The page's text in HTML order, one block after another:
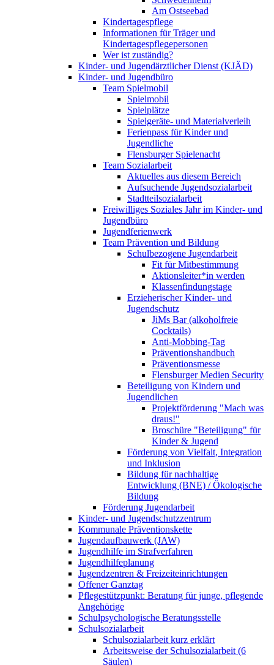
Am Ostseebad
Kindertagespflege
Informationen für Träger und
Kindertagespflegepersonen
Wer ist zuständig?
Kinder- und Jugendärztlicher Dienst (KJÄD)
Kinder- und Jugendbüro
Team Spielmobil
Spielmobil
Spielplätze
Spielgeräte- und Materialverleih
Ferienpass für Kinder und
Jugendliche
Flensburger Spielenacht
Team Sozialarbeit
Aktuelles aus diesem Bereich
Aufsuchende Jugendsozialarbeit
Stadtteilsozialarbeit
Freiwilliges Soziales Jahr im Kinder- und
Jugendbüro
Jugendferienwerk
Team Prävention und Bildung
Schulbezogene Jugendarbeit
Fit für Mitbestimmung
Aktionsleiter*in werden
Klassenfindungstage
Erzieherischer Kinder- und
Jugendschutz
JiMs Bar (alkoholfreie
Cocktails)
Anti-Mobbing-Tag
Präventionshandbuch
Präventionsmesse
Flensburger Medien Security
Beteiligung von Kindern und
Jugendlichen
Projektförderung "Mach was
draus!"
Broschüre "Beteiligung" für
Kinder & Jugend
Förderung von Vielfalt, Integration
und Inklusion
Bildung für nachhaltige
Entwicklung (BNE) / Ökologische
Bildung
Förderung Jugendarbeit
Kinder- und Jugendschutzzentrum
Kommunale Präventionskette
Jugendaufbauwerk (JAW)
Jugendhilfe im Strafverfahren
Jugendhilfeplanung
Jugendzentren & Freizeiteinrichtungen
Offener Ganztag
Pflegestützpunkt: Beratung für junge, pflegende
Angehörige
Schulpsychologische Beratungsstelle
Schulsozialarbeit
Schulsozialarbeit kurz erklärt
Arbeitsweise der Schulsozialarbeit (6
Säulen)